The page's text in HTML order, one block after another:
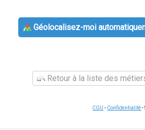
Géolocalisez-moi
Retour à la liste des
CGU - Confidentialité-